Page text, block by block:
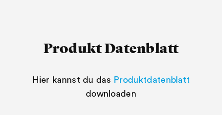
Produkt Datenblatt
Hier kannst du das Produktdatenblatt
downloaden